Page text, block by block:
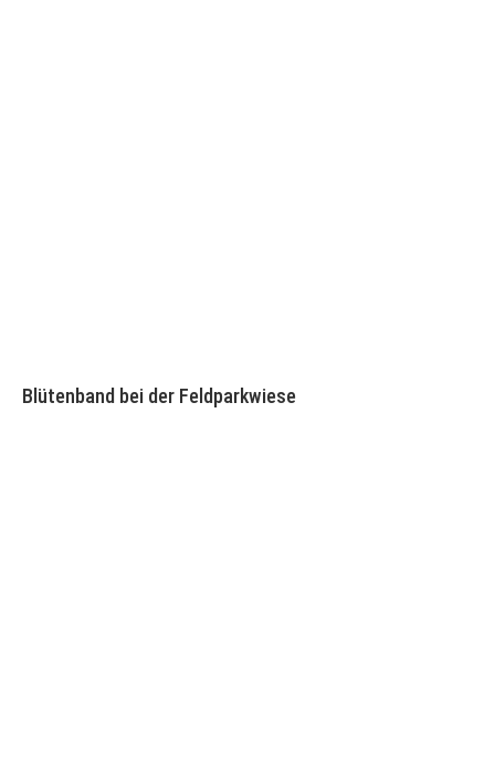
Blütenband bei der Feldparkwiese